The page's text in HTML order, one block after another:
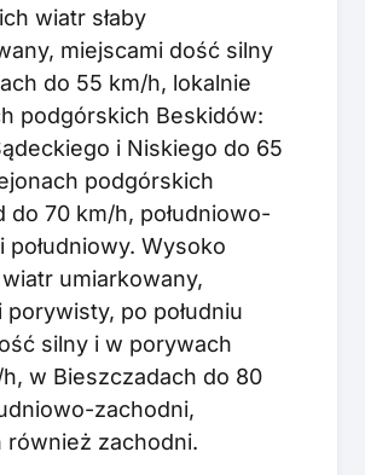
wiatr słaby
miejscami dość silny
do 55 km/h, lokalnie
podgórskich Beskidów:
i Niskiego do 65
podgórskich
do 70 km/h, południowo-
południowy. Wysoko
umiarkowany,
porywisty, po południu
silny i w porywach
w Bieszczadach do 80
zachodni,
również zachodni.